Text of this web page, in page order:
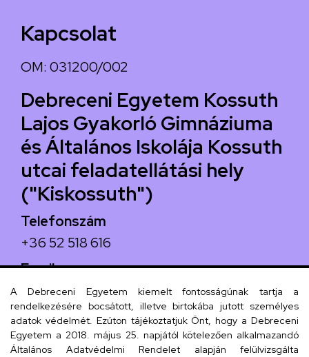
Kapcsolat
OM: 031200/002
Debreceni Egyetem Kossuth
Lajos Gyakorló Gimnáziuma
és Általános Iskolája Kossuth
utcai feladatellátási hely
("Kiskossuth")
Telefonszám
+36 52 518 616
Email
iskola@kossuth-alt.unideb.hu
Cím
4024 Debrecen, Kossuth utca 33.
A Debreceni Egyetem kiemelt fontosságúnak tartja a
rendelkezésére bocsátott, illetve birtokába jutott személyes
adatok védelmét. Ezúton tájékoztatjuk Önt, hogy a Debreceni
Egyetem a 2018. május 25. napjától kötelezően alkalmazandó
Általános Adatvédelmi Rendelet alapján felülvizsgálta